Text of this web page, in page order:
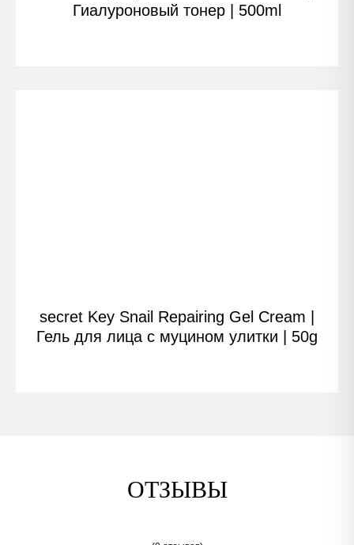
Гиалуроновый тонер | 500ml
secret Key Snail Repairing Gel Cream |
Гель для лица с муцином улитки | 50g
ОТЗЫВЫ